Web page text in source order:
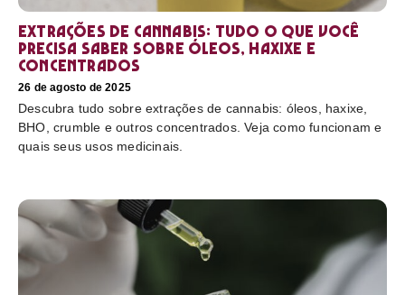
Extrações de cannabis: tudo o que você
precisa saber sobre óleos, haxixe e
concentrados
26 de agosto de 2025
Descubra tudo sobre extrações de cannabis: óleos, haxixe,
BHO, crumble e outros concentrados. Veja como funcionam e
quais seus usos medicinais.